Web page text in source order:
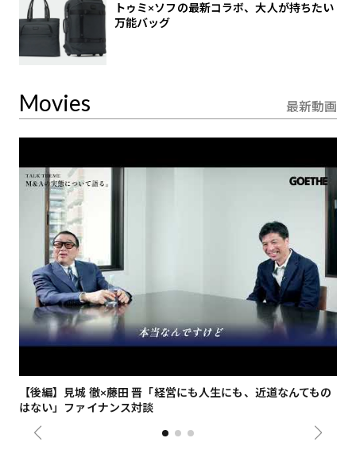
トゥミ×ソフの最新コラボ、大人が持ちたい
万能バッグ
Movies 最新動画
【後編】見城 徹×藤田 晋「経営にも人生にも、近道なんてもの
はない」ファイナンス対談